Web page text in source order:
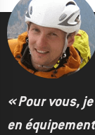
« Pour vous,
en